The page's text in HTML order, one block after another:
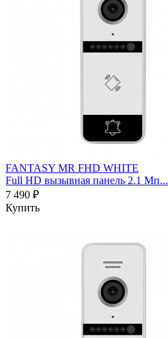
FANTASY MR FHD WHITE
Full HD вызывная панель 2.1 Мп...
7 490 ₽
Купить